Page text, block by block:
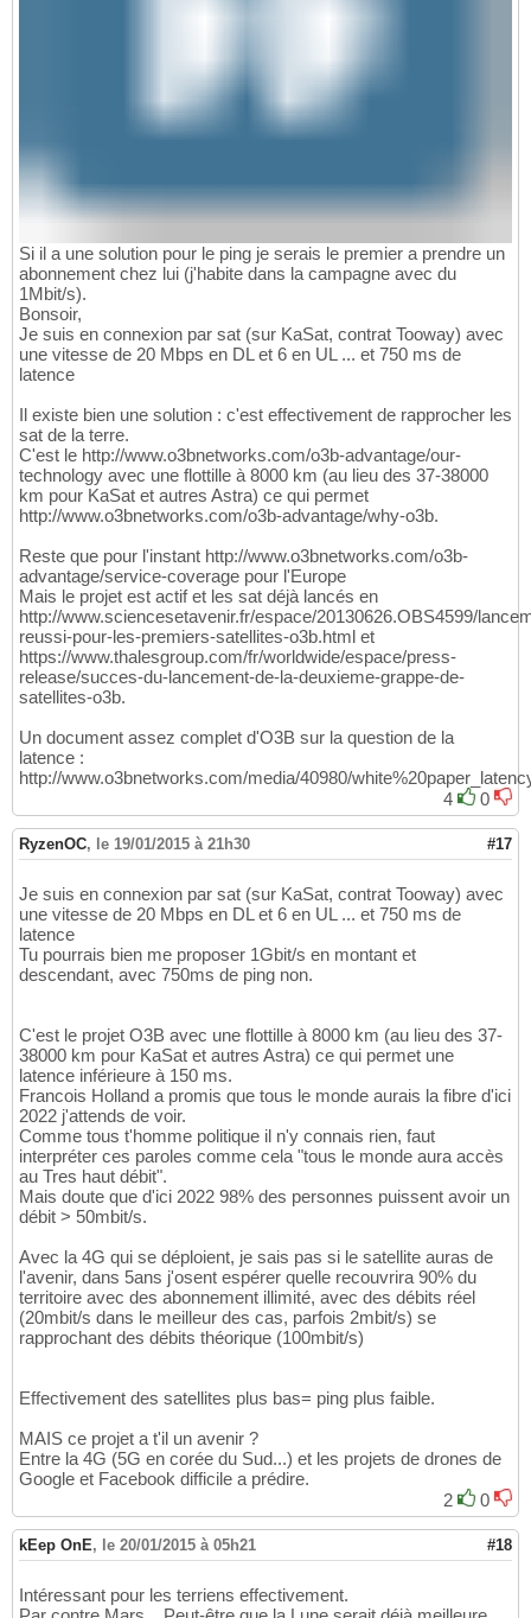
Si il a une solution pour le ping je serais le premier a prendre un
abonnement chez lui (j'habite dans la campagne avec du
1Mbit/s).
Bonsoir,
Je suis en connexion par sat (sur KaSat, contrat Tooway) avec
une vitesse de 20 Mbps en DL et 6 en UL ... et 750 ms de
latence
Il existe bien une solution : c'est effectivement de rapprocher les
sat de la terre.
C'est le http://www.o3bnetworks.com/o3b-advantage/our-
technology avec une flottille à 8000 km (au lieu des 37-38000
km pour KaSat et autres Astra) ce qui permet
http://www.o3bnetworks.com/o3b-advantage/why-o3b.
Reste que pour l'instant http://www.o3bnetworks.com/o3b-
advantage/service-coverage pour l'Europe
Mais le projet est actif et les sat déjà lancés en
http://www.sciencesetavenir.fr/espace/20130626.OBS4599/
reussi-pour-les-premiers-satellites-o3b.html et
https://www.thalesgroup.com/fr/worldwide/espace/press-
release/succes-du-lancement-de-la-deuxieme-grappe-de-
satellites-o3b.
Un document assez complet d'O3B sur la question de la
latence :
http://www.o3bnetworks.com/media/40980/
4
0
RyzenOC, le 19/01/2015 à 21h30 #17
Je suis en connexion par sat (sur KaSat, contrat Tooway) avec
une vitesse de 20 Mbps en DL et 6 en UL ... et 750 ms de
latence
Tu pourrais bien me proposer 1Gbit/s en montant et
descendant, avec 750ms de ping non.
C'est le projet O3B avec une flottille à 8000 km (au lieu des 37-
38000 km pour KaSat et autres Astra) ce qui permet une
latence inférieure à 150 ms.
Francois Holland a promis que tous le monde aurais la fibre d'ici
2022 j'attends de voir.
Comme tous t'homme politique il n'y connais rien, faut
interpréter ces paroles comme cela "tous le monde aura accès
au Tres haut débit".
Mais doute que d'ici 2022 98% des personnes puissent avoir un
débit > 50mbit/s.
Avec la 4G qui se déploient, je sais pas si le satellite auras de
l'avenir, dans 5ans j'osent espérer quelle recouvrira 90% du
territoire avec des abonnement illimité, avec des débits réel
(20mbit/s dans le meilleur des cas, parfois 2mbit/s) se
rapprochant des débits théorique (100mbit/s)
Effectivement des satellites plus bas= ping plus faible.
MAIS ce projet a t'il un avenir ?
Entre la 4G (5G en corée du Sud...) et les projets de drones de
Google et Facebook difficile a prédire.
2
0
kEep OnE, le 20/01/2015 à 05h21 #18
Intéressant pour les terriens effectivement.